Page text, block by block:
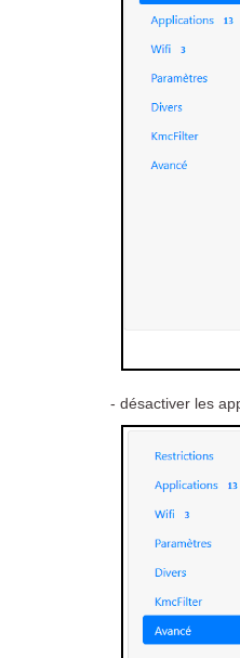
- désactiver les